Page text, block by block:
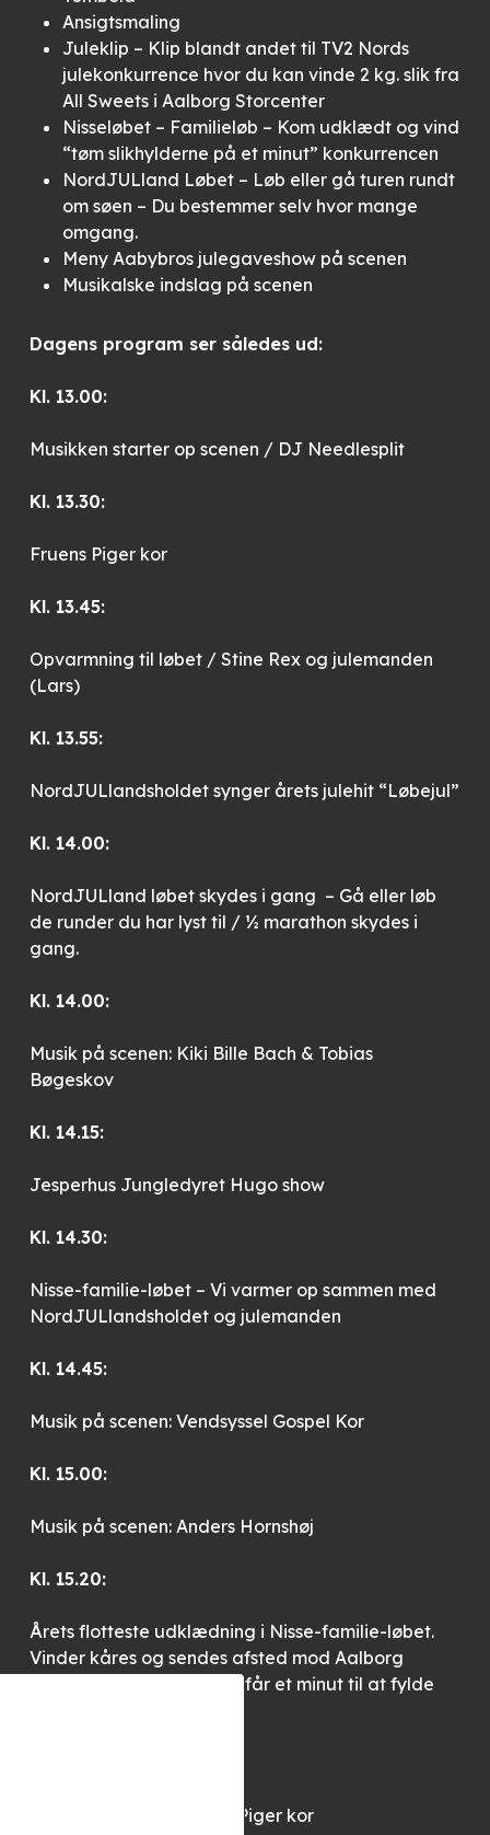
Ansigtsmaling
Juleklip – Klip blandt andet til TV2 Nords
julekonkurrence hvor du kan vinde 2 kg. slik fra
All Sweets i Aalborg Storcenter
Nisseløbet – Familieløb – Kom udklædt og vind
“tøm slikhylderne på et minut” konkurrencen
NordJULland Løbet – Løb eller gå turen rundt
om søen – Du bestemmer selv hvor mange
omgang.
Meny Aabybros julegaveshow på scenen
Musikalske indslag på scenen
Dagens program ser således ud:
Kl. 13.00:
Musikken starter op scenen / DJ Needlesplit
Kl. 13.30:
Fruens Piger kor
Kl. 13.45:
Opvarmning til løbet / Stine Rex og julemanden
(Lars)
Kl. 13.55:
NordJULlandsholdet synger årets julehit “Løbejul”
Kl. 14.00:
NordJULland løbet skydes i gang – Gå eller løb
de runder du har lyst til / ½ marathon skydes i
gang.
Kl. 14.00:
Musik på scenen: Kiki Bille Bach & Tobias
Bøgeskov
Kl. 14.15:
Jesperhus Jungledyret Hugo show
Kl. 14.30:
Nisse-familie-løbet – Vi varmer op sammen med
NordJULlandsholdet og julemanden
Kl. 14.45:
Musik på scenen: Vendsyssel Gospel Kor
Kl. 15.00:
Musik på scenen: Anders Hornshøj
Kl. 15.20:
Årets flotteste udklædning i Nisse-familie-løbet.
Vinder kåres og sendes afsted mod Aalborg
Storcenter, hvor han/hun får et minut til at fylde
Musik på scenen: Fruens Piger kor